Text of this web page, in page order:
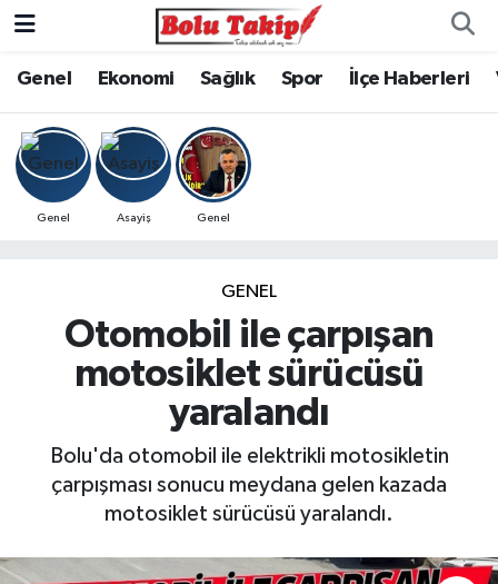
Genel Ekonomi Sağlık Spor İlçe Haberleri
Genel Asayiş Genel
GENEL
Otomobil ile çarpışan
motosiklet sürücüsü
yaralandı
Bolu'da otomobil ile elektrikli motosikletin
çarpışması sonucu meydana gelen kazada
motosiklet sürücüsü yaralandı.